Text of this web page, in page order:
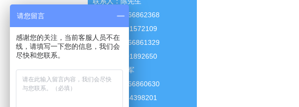
电话：021-66862368
18721572109
电话：021-66861329
18701892650
联系人：甘军
电话：021-66860630
13564398201
请您留言
感谢您的关注，当前客服人员不在
线，请填写一下您的信息，我们会
尽快和您联系。